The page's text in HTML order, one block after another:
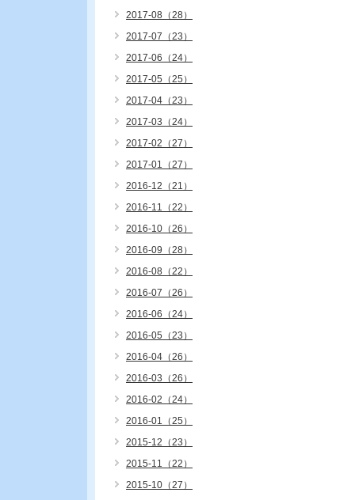
2017-08（28）
2017-07（23）
2017-06（24）
2017-05（25）
2017-04（23）
2017-03（24）
2017-02（27）
2017-01（27）
2016-12（21）
2016-11（22）
2016-10（26）
2016-09（28）
2016-08（22）
2016-07（26）
2016-06（24）
2016-05（23）
2016-04（26）
2016-03（26）
2016-02（24）
2016-01（25）
2015-12（23）
2015-11（22）
2015-10（27）